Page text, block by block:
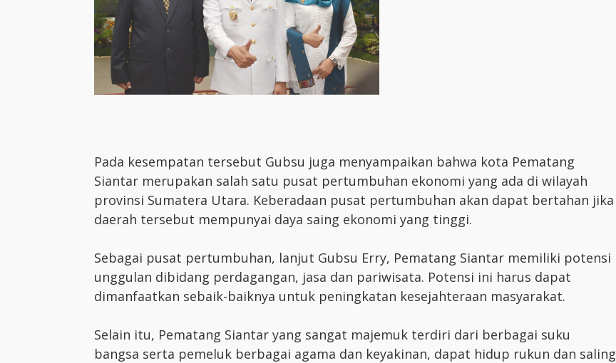
Pada kesempatan tersebut Gubsu juga menyampaikan bahwa kota Pematang
Siantar merupakan salah satu pusat pertumbuhan ekonomi yang ada di wilayah
provinsi Sumatera Utara. Keberadaan pusat pertumbuhan akan dapat bertahan jika
daerah tersebut mempunyai daya saing ekonomi yang tinggi.
Sebagai pusat pertumbuhan, lanjut Gubsu Erry, Pematang Siantar memiliki potensi
unggulan dibidang perdagangan, jasa dan pariwisata. Potensi ini harus dapat
dimanfaatkan sebaik-baiknya untuk peningkatan kesejahteraan masyarakat.
Selain itu, Pematang Siantar yang sangat majemuk terdiri dari berbagai suku
bangsa serta pemeluk berbagai agama dan keyakinan, dapat hidup rukun dan saling